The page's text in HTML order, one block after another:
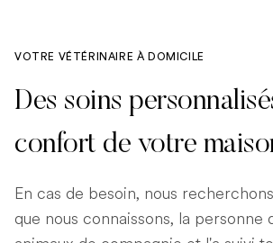
VOTRE VÉTÉRINAIRE À DOMICILE
Des soins
confort de votre
En cas de besoin, nous
que nous connaissons, la personne